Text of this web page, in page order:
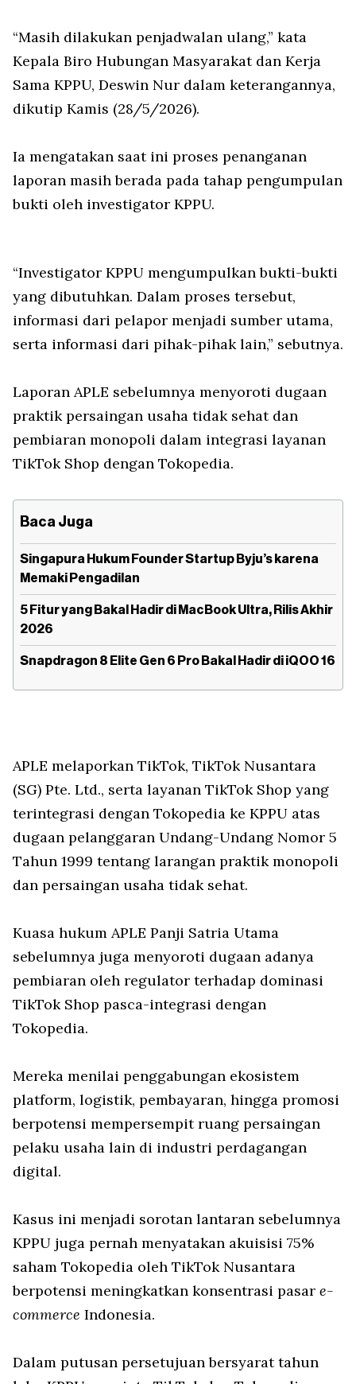
“Masih dilakukan penjadwalan ulang,” kata
Kepala Biro Hubungan Masyarakat dan Kerja
Sama KPPU, Deswin Nur dalam keterangannya,
dikutip Kamis (28/5/2026).
Ia mengatakan saat ini proses penanganan
laporan masih berada pada tahap pengumpulan
bukti oleh investigator KPPU.
“Investigator KPPU mengumpulkan bukti-bukti
yang dibutuhkan. Dalam proses tersebut,
informasi dari pelapor menjadi sumber utama,
serta informasi dari pihak-pihak lain,” sebutnya.
Laporan APLE sebelumnya menyoroti dugaan
praktik persaingan usaha tidak sehat dan
pembiaran monopoli dalam integrasi layanan
TikTok Shop dengan Tokopedia.
Baca Juga
Singapura Hukum Founder Startup Byju’s karena
Memaki Pengadilan
5 Fitur yang Bakal Hadir di MacBook Ultra, Rilis Akhir
2026
Snapdragon 8 Elite Gen 6 Pro Bakal Hadir di iQOO 16
APLE melaporkan TikTok, TikTok Nusantara
(SG) Pte. Ltd., serta layanan TikTok Shop yang
terintegrasi dengan Tokopedia ke KPPU atas
dugaan pelanggaran Undang-Undang Nomor 5
Tahun 1999 tentang larangan praktik monopoli
dan persaingan usaha tidak sehat.
Kuasa hukum APLE Panji Satria Utama
sebelumnya juga menyoroti dugaan adanya
pembiaran oleh regulator terhadap dominasi
TikTok Shop pasca-integrasi dengan
Tokopedia.
Mereka menilai penggabungan ekosistem
platform, logistik, pembayaran, hingga promosi
berpotensi mempersempit ruang persaingan
pelaku usaha lain di industri perdagangan
digital.
Kasus ini menjadi sorotan lantaran sebelumnya
KPPU juga pernah menyatakan akuisisi 75%
saham Tokopedia oleh TikTok Nusantara
berpotensi meningkatkan konsentrasi pasar e-
commerce Indonesia.
Dalam putusan persetujuan bersyarat tahun